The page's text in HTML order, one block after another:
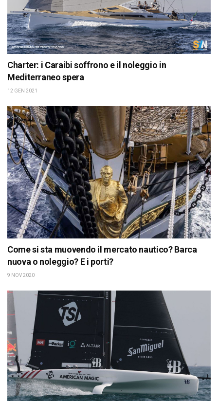
Charter: i Caraibi soffrono e il noleggio in
Mediterraneo spera
12 GEN 2021
Come si sta muovendo il mercato nautico? Barca
nuova o noleggio? E i porti?
9 NOV 2020